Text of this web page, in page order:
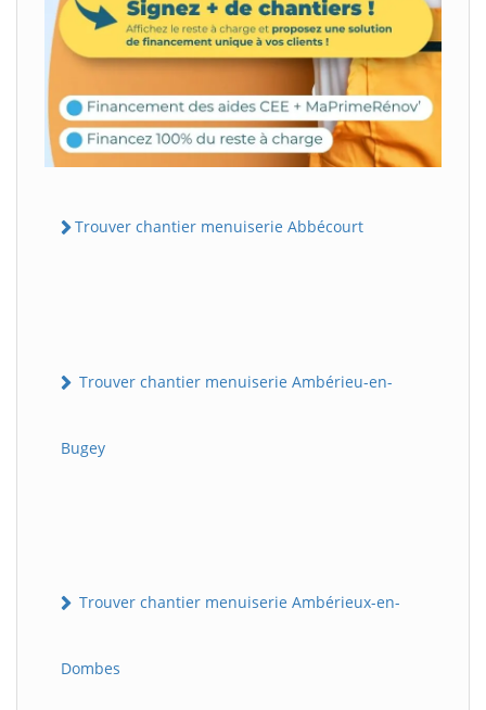
Trouver chantier menuiserie Abbécourt
Trouver chantier menuiserie Ambérieu-en-
Bugey
Trouver chantier menuiserie Ambérieux-en-
Dombes